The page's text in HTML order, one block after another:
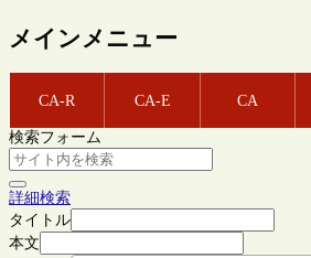
メインメニュー
CA-R CA-E CA
検索フォーム
詳細検索
タイトル
本文